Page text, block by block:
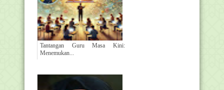
Tantangan Guru Masa Kini:
Menemukan...